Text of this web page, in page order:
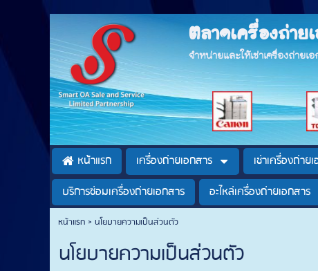
ตลาดเครื่องถ่า
จำหน่ายและให้เช่าเครื่องถ่า
หน้าแรก เครื่องถ่ายเอกสาร เช่าเครื่องถ่าย
บริการซ่อมเครื่องถ่ายเอกสาร
อะไหล่เครื่องถ่ายเอกสาร
หน้าแรก>นโยบายความเป็นส่วนตัว
นโยบายความเป็นส่วนตัว